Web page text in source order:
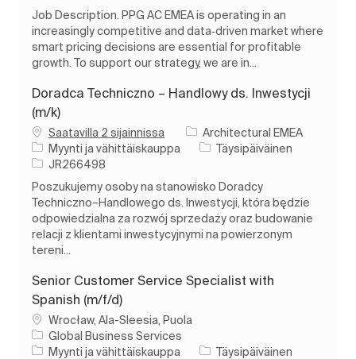
Job Description. PPG AC EMEA is operating in an
increasingly competitive and data‑driven market where
smart pricing decisions are essential for profitable
growth. To support our strategy, we are in...
Doradca Techniczno – Handlowy ds. Inwestycji
(m/k)
Saatavilla 2 sijainnissa
Architectural EMEA
Luokka
Myynti ja vähittäiskauppa Työn tyyppi
Täysipäiväinen
Työn tunnus
JR266498
Poszukujemy osoby na stanowisko Doradcy
Techniczno–Handlowego ds. Inwestycji, która będzie
odpowiedzialna za rozwój sprzedaży oraz budowanie
relacji z klientami inwestycyjnymi na powierzonym
tereni...
Senior Customer Service Specialist with
Spanish (m/f/d)
PaikkaWrocław, Ala-Sleesia, Puola
Global Business Services
Luokka
Myynti ja vähittäiskauppa Työn tyyppi
Täysipäiväinen